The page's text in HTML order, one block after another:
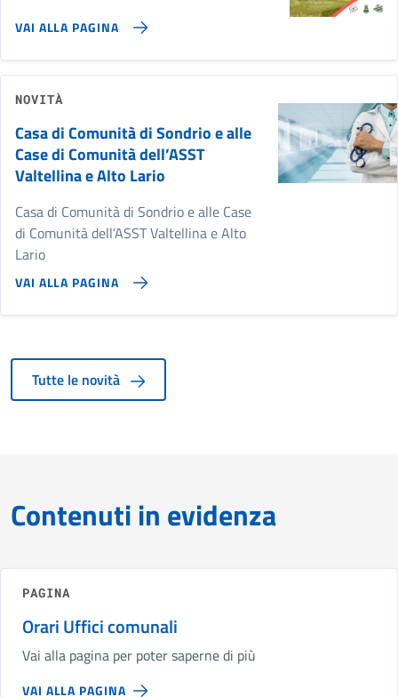
VAI ALLA PAGINA
NOVITÀ
Casa di Comunità di Sondrio e alle
Case di Comunità dell’ASST
Valtellina e Alto Lario
Casa di Comunità di Sondrio e alle Case
di Comunità dell’ASST Valtellina e Alto
Lario
VAI ALLA PAGINA
Tutte le novità
Contenuti in evidenza
PAGINA
Orari Uffici comunali
Vai alla pagina per poter saperne di più
VAI ALLA PAGINA